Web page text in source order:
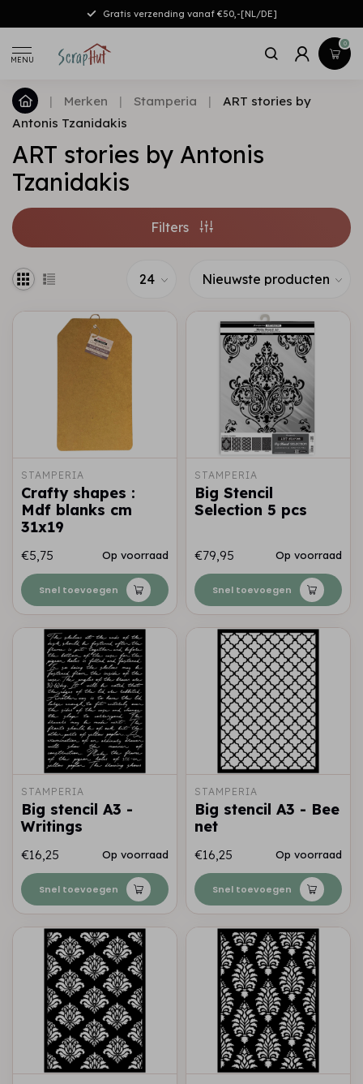
Gratis verzending vanaf €50,-[NL/DE]
MENU
0
| Merken | Stamperia |
ART stories by
Antonis Tzanidakis
ART stories by Antonis
Tzanidakis
Filters
STAMPERIA
Crafty shapes :
Mdf blanks cm
31x19
€5,75 Op voorraad
Snel toevoegen
STAMPERIA
Big Stencil
Selection 5 pcs
€79,95 Op voorraad
Snel toevoegen
STAMPERIA
Big stencil A3 -
Writings
€16,25 Op voorraad
Snel toevoegen
STAMPERIA
Big stencil A3 - Bee
net
€16,25 Op voorraad
Snel toevoegen